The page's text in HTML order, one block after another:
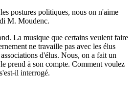
postures politiques, nous on n'aime
M. Moudenc.
La musique que certains veulent faire
ne travaille pas avec les élus
d'élus. Nous, on a fait un
prend à son compte. Comment voulez
il interrogé.